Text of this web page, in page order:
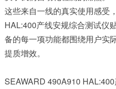
这些来自一线的真实使用感受
HAL:400产线安规综合测试仪
备的每一项功能都围绕用户实
提质增效。
SEAWARD 490A910